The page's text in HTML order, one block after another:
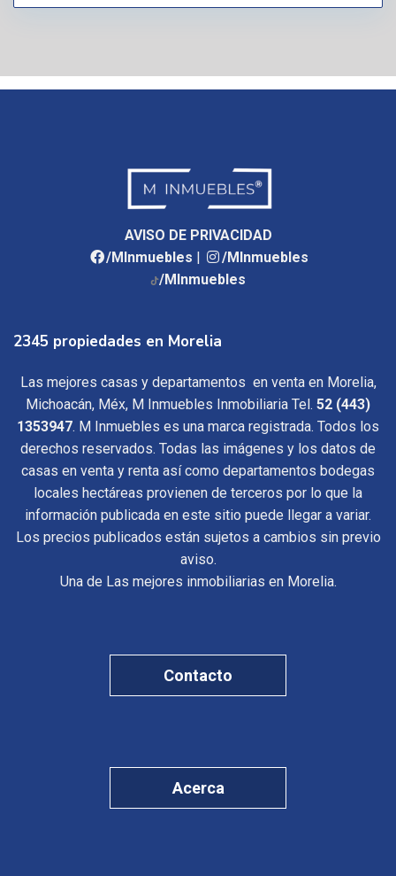
AVISO DE PRIVACIDAD
/MInmuebles |
/MInmuebles
/MInmuebles
2345 propiedades en Morelia
Las mejores casas y departamentos en venta en Morelia,
Michoacán, Méx, M Inmuebles Inmobiliaria Tel. 52 (443)
1353947. M Inmuebles es una marca registrada. Todos los
derechos reservados. Todas las imágenes y los datos de
casas en venta y renta así como departamentos bodegas
locales hectáreas provienen de terceros por lo que la
información publicada en este sitio puede llegar a variar.
Los precios publicados están sujetos a cambios sin previo
aviso.
Una de Las mejores inmobiliarias en Morelia.